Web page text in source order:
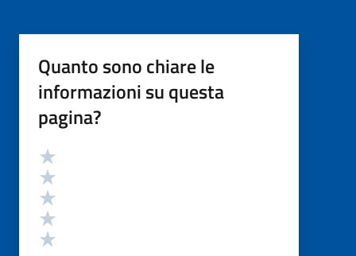
Quanto sono chiare le
informazioni su questa
pagina?
Valutazione